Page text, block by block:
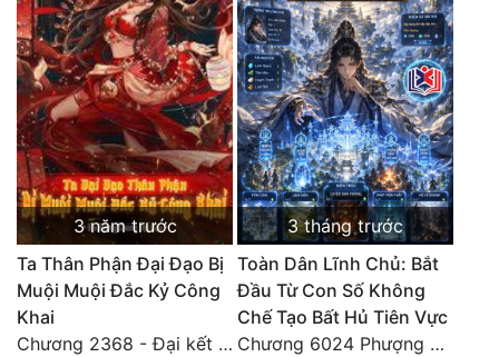
3 năm trước
Ta Thân Phận Đại Đạo Bị
Muội Muội Đắc Kỷ Công
Khai
Chương 2368 - Đại kết cục!! (5) HẾT.
3 tháng trước
Toàn Dân Lĩnh Chủ: Bắt
Đầu Từ Con Số Không
Chế Tạo Bất Hủ Tiên Vực
Chương 6024 Phượng Tổ giúp ta! Mở lại luân hồi!